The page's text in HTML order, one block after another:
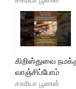
கிறிஸ்துவை
வாஞ்சிப்போம்
சகரியா பூணன்